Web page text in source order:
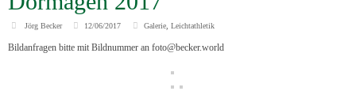
Jörg Becker 12/06/2017 Galerie, Leichtathletik
Bildanfragen bitte mit Bildnummer an foto@becker.world